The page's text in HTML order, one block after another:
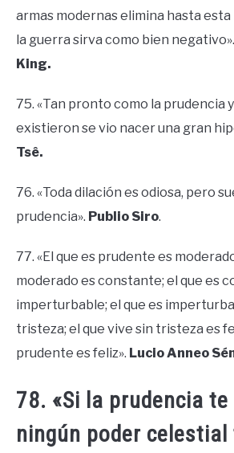
armas modernas elimina hasta esta
la guerra sirva como bien negativo».
King.
75. «Tan pronto como la prudencia
existieron se vio nacer una gran
Tsê.
76. «Toda dilación es odiosa, pero
prudencia». Publio Siro.
77. «El que es prudente es
moderado es constante; el que es
imperturbable; el que es
tristeza; el que vive sin tristeza es
prudente es feliz». Lucio Anneo
78. «Si la prudencia
ningún poder celestial